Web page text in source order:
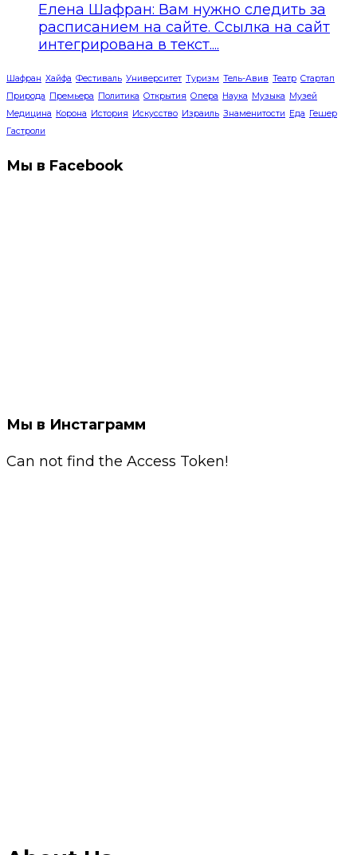
Елена Шафран: Вам нужно следить за
расписанием на сайте. Ссылка на сайт
интегрирована в текст....
Шафран Хайфа Фестиваль Университет Туризм Тель-Авив Театр Стартап
Природа Премьера Политика Открытия Опера Наука Музыка Музей
Медицина Корона История Искусство Израиль Знаменитости Еда Гешер
Гастроли
Мы в Facebook
Мы в Инстаграмм
Can not find the Access Token!